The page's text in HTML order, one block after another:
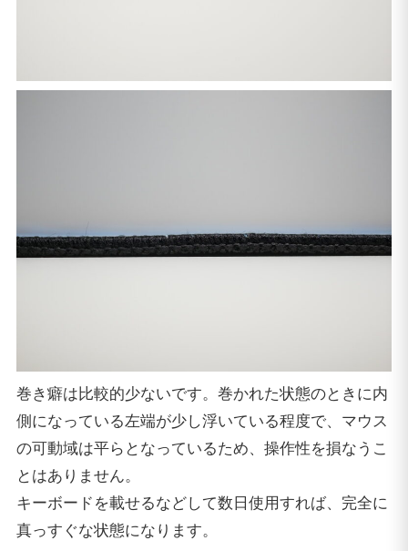
巻き癖は比較的少ないです。巻かれた状態のときに内
側になっている左端が少し浮いている程度で、マウス
の可動域は平らとなっているため、操作性を損なうこ
とはありません。
キーボードを載せるなどして数日使用すれば、完全に
真っすぐな状態になります。